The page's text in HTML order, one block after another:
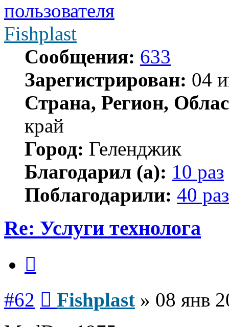
Fishplast
Сообщения: 633
Зарегистрирован: 04
Страна, Регион,
край
Город: Геленджик
Благодарил (а): 10 раз
Поблагодарили: 40 раз
Re: Услуги технолога
#62 Fishplast » 08 янв